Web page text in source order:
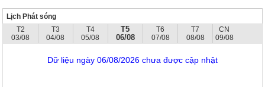
Lịch Phát sóng
T2
03/08
T3
04/08
T4
05/08
T5
06/08
T6
07/08
T7
08/08
CN
09/08
Dữ liệu ngày 06/08/2026 chưa được cập nhật